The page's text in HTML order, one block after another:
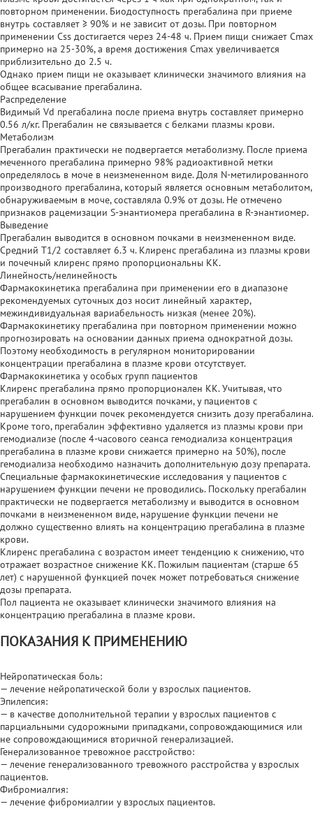
повторном применении. Биодоступность прегабалина при приеме
внутрь составляет ≥ 90% и не зависит от дозы. При повторном
применении Css достигается через 24-48 ч. Прием пищи снижает Cmax
примерно на 25-30%, а время достижения Cmax увеличивается
приблизительно до 2.5 ч.
Однако прием пищи не оказывает клинически значимого влияния на
общее всасывание прегабалина.
Распределение
Видимый Vd прегабалина после приема внутрь составляет примерно
0.56 л/кг. Прегабалин не связывается с белками плазмы крови.
Метаболизм
Прегабалин практически не подвергается метаболизму. После приема
меченного прегабалина примерно 98% радиоактивной метки
определялось в моче в неизмененном виде. Доля N-метилированного
производного прегабалина, который является основным метаболитом,
обнаруживаемым в моче, составляла 0.9% от дозы. Не отмечено
признаков рацемизации S-энантиомера прегабалина в R-энантиомер.
Выведение
Прегабалин выводится в основном почками в неизмененном виде.
Средний T1/2 составляет 6.3 ч. Клиренс прегабалина из плазмы крови
и почечный клиренс прямо пропорциональны КК.
Линейность/нелинейность
Фармакокинетика прегабалина при применении его в диапазоне
рекомендуемых суточных доз носит линейный характер,
межиндивидуальная вариабельность низкая (менее 20%).
Фармакокинетику прегабалина при повторном применении можно
прогнозировать на основании данных приема однократной дозы.
Поэтому необходимость в регулярном мониторировании
концентрации прегабалина в плазме крови отсутствует.
Фармакокинетика у особых групп пациентов
Клиренс прегабалина прямо пропорционален КК. Учитывая, что
прегабалин в основном выводится почками, у пациентов с
нарушением функции почек рекомендуется снизить дозу прегабалина.
Кроме того, прегабалин эффективно удаляется из плазмы крови при
гемодиализе (после 4-часового сеанса гемодиализа концентрация
прегабалина в плазме крови снижается примерно на 50%), после
гемодиализа необходимо назначить дополнительную дозу препарата.
Специальные фармакокинетические исследования у пациентов с
нарушением функции печени не проводились. Поскольку прегабалин
практически не подвергается метаболизму и выводится в основном
почками в неизмененном виде, нарушение функции печени не
должно существенно влиять на концентрацию прегабалина в плазме
крови.
Клиренс прегабалина с возрастом имеет тенденцию к снижению, что
отражает возрастное снижение КК. Пожилым пациентам (старше 65
лет) с нарушенной функцией почек может потребоваться снижение
дозы препарата.
Пол пациента не оказывает клинически значимого влияния на
концентрацию прегабалина в плазме крови.
ПОКАЗАНИЯ К ПРИМЕНЕНИЮ
Нейропатическая боль:
— лечение нейропатической боли у взрослых пациентов.
Эпилепсия:
— в качестве дополнительной терапии у взрослых пациентов с
парциальными судорожными припадками, сопровождающимися или
не сопровождающимися вторичной генерализацией.
Генерализованное тревожное расстройство:
— лечение генерализованного тревожного расстройства у взрослых
пациентов.
Фибромиалгия:
— лечение фибромиалгии у взрослых пациентов.